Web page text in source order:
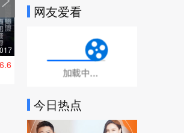
6.6
网友爱看
今日热点